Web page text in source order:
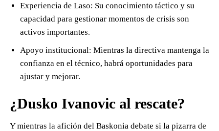
Experiencia de Laso: Su conocimiento táctico y su
capacidad para gestionar momentos de crisis son
activos importantes.
Apoyo institucional: Mientras la directiva mantenga la
confianza en el técnico, habrá oportunidades para
ajustar y mejorar.
¿Dusko Ivanovic al rescate?
Y mientras la afición del Baskonia debate si la pizarra de